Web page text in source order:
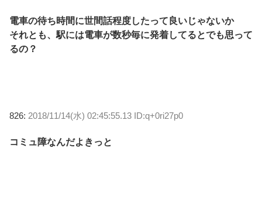
電車の待ち時間に世間話程度したって良いじゃないか
それとも、駅には電車が数秒毎に発着してるとでも思って
るの？
826: 2018/11/14(水) 02:45:55.13 ID:q+0ri27p0
コミュ障なんだよきっと